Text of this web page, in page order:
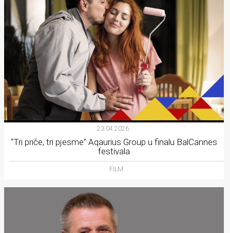
23.04.2026.
“Tri priče, tri pjesme” Aqaurius Group u finalu BalCannes
festivala
FILM